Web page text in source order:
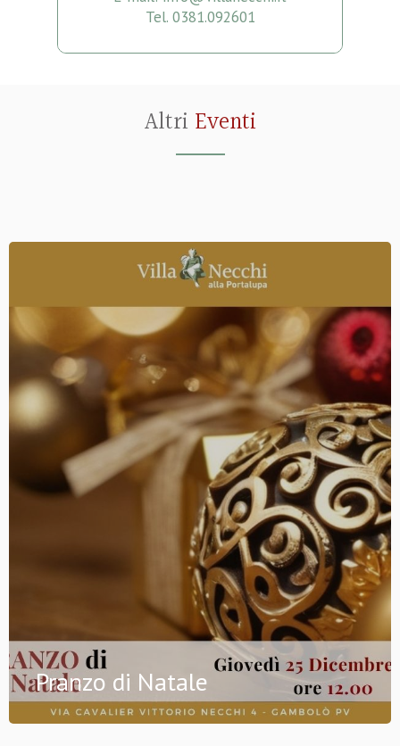
Tel. 0381.092601
Altri Eventi
Pranzo di Natale